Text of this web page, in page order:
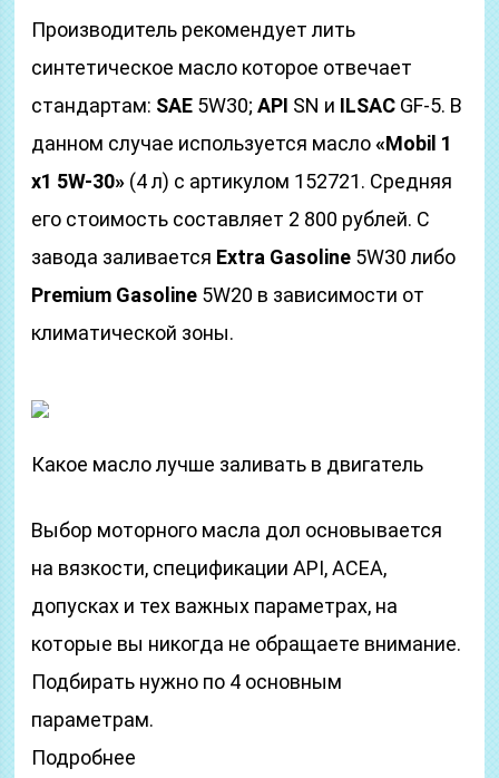
Производитель рекомендует лить
синтетическое масло которое отвечает
стандартам: SAE 5W30;API SN и ILSAC GF-5. В
данном случае используется масло«Mobil 1
x1 5W-30» (4 л) с артикулом 152721. Средняя
его стоимость составляет 2 800 рублей. С
завода заливается Extra Gasoline 5W30 либо
Premium Gasoline 5W20 в зависимости от
климатической зоны.
Какое масло лучше заливать в двигатель
Выбор моторного масла дол основывается
на вязкости, спецификации API, АСЕА,
допусках и тех важных параметрах, на
которые вы никогда не обращаете внимание.
Подбирать нужно по 4 основным
параметрам.
Подробнее